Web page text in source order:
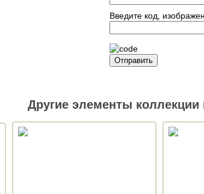
Введите код,
Отправить
Другие элементы коллекции